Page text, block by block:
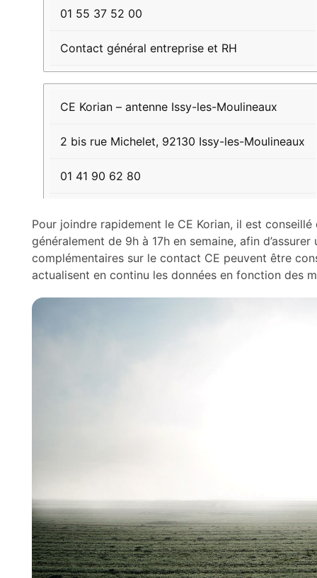
01 55 37 52 00
Contact général entreprise et RH
CE Korian – antenne Issy-les-Moulineaux
2 bis rue Michelet, 92130 Issy-les-Moulineaux
01 41 90 62 80
Pour joindre rapidement le CE Korian, il est
généralement de 9h à 17h en semaine, afin
complémentaires sur le contact CE peuvent être
actualisent en continu les données en fonction des